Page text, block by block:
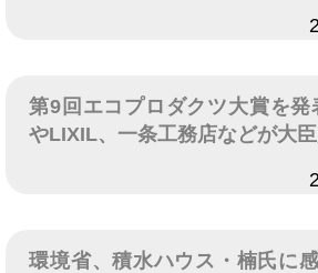
第9回エコプロダクツ大賞を発
やLIXIL、一条工務店などが大
環境省、積水ハウス・楠氏に